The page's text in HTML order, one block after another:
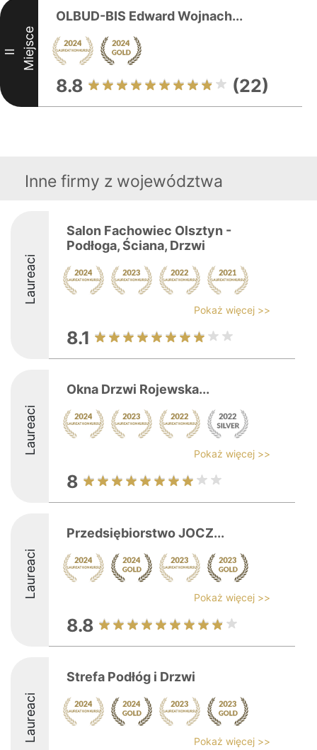
II Miejsce
OLBUD-BIS Edward Wojnach...
8.8 (22)
Inne firmy z województwa
Laureaci
Salon Fachowiec Olsztyn -
Podłoga, Ściana, Drzwi
Pokaż więcej >>
8.1
Laureaci
Okna Drzwi Rojewska...
Pokaż więcej >>
8
Laureaci
Przedsiębiorstwo JOCZ...
Pokaż więcej >>
8.8
Laureaci
Strefa Podłóg i Drzwi
Pokaż więcej >>